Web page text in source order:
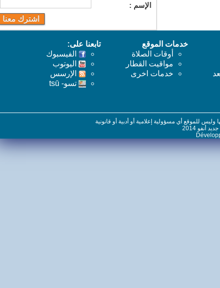
اﻹسم :
خدمات الموقع
أوقات الصلاة
مواقيت القطار
خدمات اخرى
تابعنا على:
الفيسبوك
اليوتوب
اﻹرسس
تسو- tsū
للموقع أي مسؤولية إعلامية أو أدبية أو قانونية
2014